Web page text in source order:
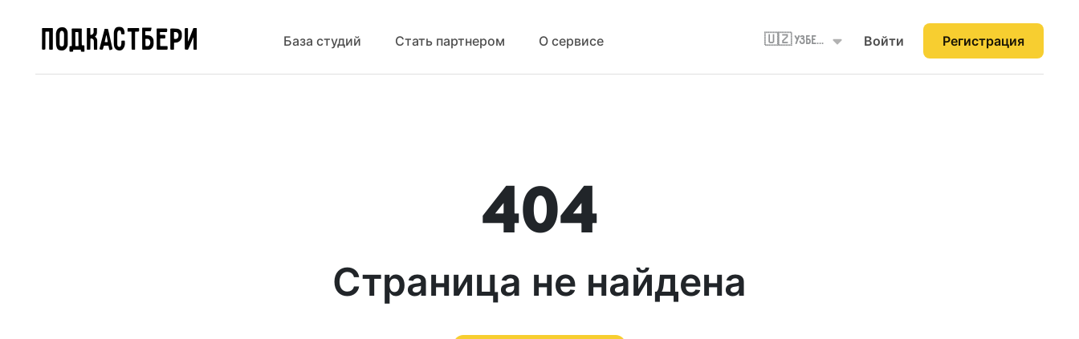
ПОДКАСТБЕРИ База студий Стать партнером О сервисе 🇺🇿 Узбекистан Войти Регистрация
404
Страница не найдена